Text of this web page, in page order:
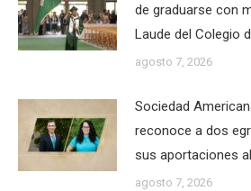
de graduarse con
Laude del Colegio
agosto 7, 2026
Sociedad
reconoce a dos
sus aportaciones
agosto 7, 2026